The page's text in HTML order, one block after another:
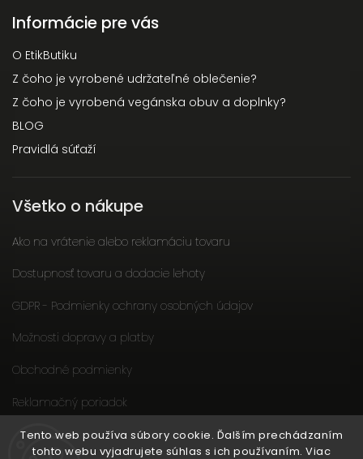
Tento web používa súbory cookie. Ďalším prechádzaním
tohto webu vyjadrujete súhlas s ich používaním. Viac
Informácie pre vás
O EtikButiku
Z čoho je vyrobené udržateľné oblečenie?
Z čoho je vyrobená vegánska obuv a doplnky?
BLOG
Pravidlá súťaží
Všetko o nákupe
Ako na vrátenie alebo reklamáciu tovaru
Dostupnosť tovaru a dodacie lehoty
GDPR - Podmienky ochrany osobných údajov
Možnosti dopravy a platby
Obchodné podmienky
Reklamačný poriadok
Slow fashion podporuje ženy